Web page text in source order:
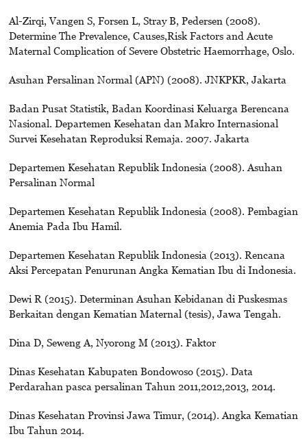
Al-Zirqi, Vangen S, Forsen L, Stray B, Pedersen (2008).
Determine The Prevalence, Causes,Risk Factors and Acute
Maternal Complication of Severe Obstetric Haemorrhage, Oslo.
Asuhan Persalinan Normal (APN) (2008). JNKPKR, Jakarta
Badan Pusat Statistik, Badan Koordinasi Keluarga Berencana
Nasional. Departemen Kesehatan dan Makro Internasional
Survei Kesehatan Reproduksi Remaja. 2007. Jakarta
Departemen Kesehatan Republik Indonesia (2008). Asuhan
Persalinan Normal
Departemen Kesehatan Republik Indonesia (2008). Pembagian
Anemia Pada Ibu Hamil.
Departemen Kesehatan Republik Indonesia (2013). Rencana
Aksi Percepatan Penurunan Angka Kematian Ibu di Indonesia.
Dewi R (2015). Determinan Asuhan Kebidanan di Puskesmas
Berkaitan dengan Kematian Maternal (tesis), Jawa Tengah.
Dina D, Seweng A, Nyorong M (2013). Faktor
Dinas Kesehatan Kabupaten Bondowoso (2015). Data
Perdarahan pasca persalinan Tahun 2011,2012,2013, 2014.
Dinas Kesehatan Provinsi Jawa Timur, (2014). Angka Kematian
Ibu Tahun 2014.